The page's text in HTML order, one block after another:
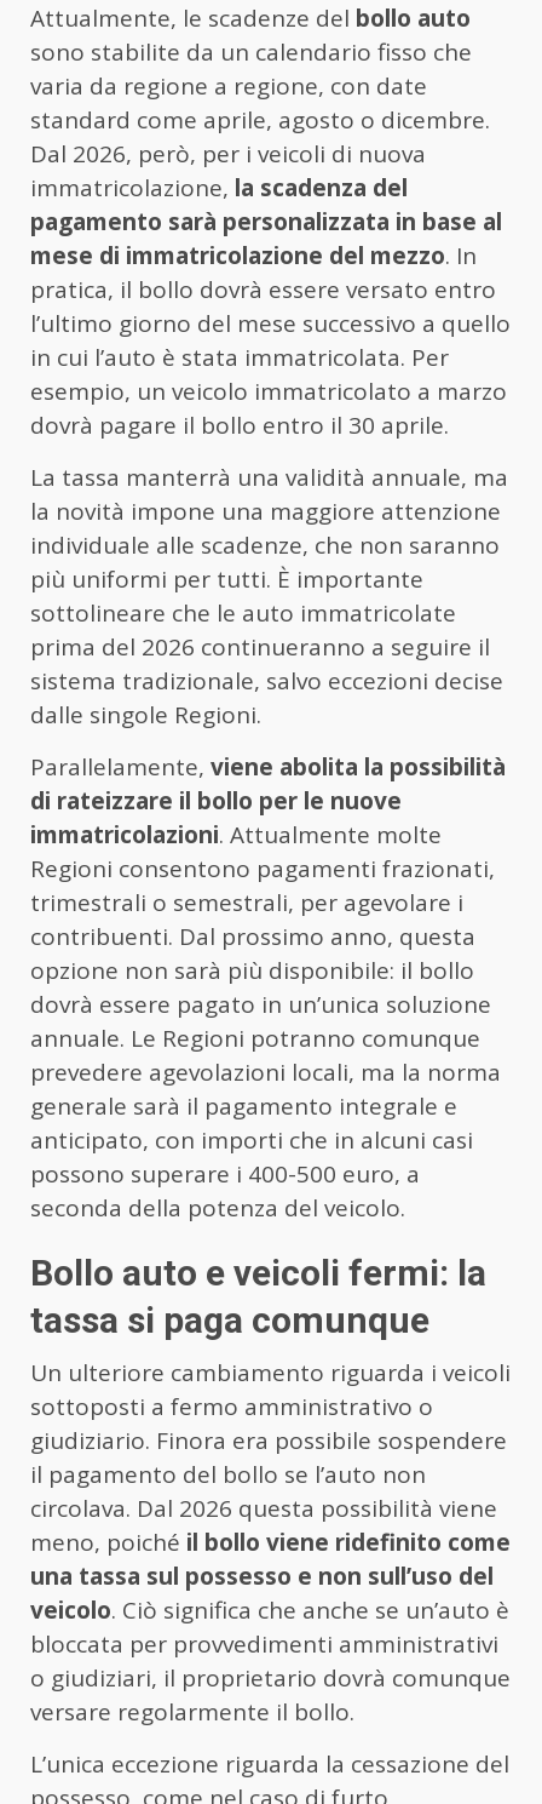
Attualmente, le scadenze del bollo auto
sono stabilite da un calendario fisso che
varia da regione a regione, con date
standard come aprile, agosto o dicembre.
Dal 2026, però, per i veicoli di nuova
immatricolazione, la scadenza del
pagamento sarà personalizzata in base al
mese di immatricolazione del mezzo. In
pratica, il bollo dovrà essere versato entro
l’ultimo giorno del mese successivo a quello
in cui l’auto è stata immatricolata. Per
esempio, un veicolo immatricolato a marzo
dovrà pagare il bollo entro il 30 aprile.
La tassa manterrà una validità annuale, ma
la novità impone una maggiore attenzione
individuale alle scadenze, che non saranno
più uniformi per tutti. È importante
sottolineare che le auto immatricolate
prima del 2026 continueranno a seguire il
sistema tradizionale, salvo eccezioni decise
dalle singole Regioni.
Parallelamente, viene abolita la possibilità
di rateizzare il bollo per le nuove
immatricolazioni. Attualmente molte
Regioni consentono pagamenti frazionati,
trimestrali o semestrali, per agevolare i
contribuenti. Dal prossimo anno, questa
opzione non sarà più disponibile: il bollo
dovrà essere pagato in un’unica soluzione
annuale. Le Regioni potranno comunque
prevedere agevolazioni locali, ma la norma
generale sarà il pagamento integrale e
anticipato, con importi che in alcuni casi
possono superare i 400-500 euro, a
seconda della potenza del veicolo.
Bollo auto e veicoli fermi: la
tassa si paga comunque
Un ulteriore cambiamento riguarda i veicoli
sottoposti a fermo amministrativo o
giudiziario. Finora era possibile sospendere
il pagamento del bollo se l’auto non
circolava. Dal 2026 questa possibilità viene
meno, poiché il bollo viene ridefinito come
una tassa sul possesso e non sull’uso del
veicolo. Ciò significa che anche se un’auto è
bloccata per provvedimenti amministrativi
o giudiziari, il proprietario dovrà comunque
versare regolarmente il bollo.
L’unica eccezione riguarda la cessazione del
possesso, come nel caso di furto,